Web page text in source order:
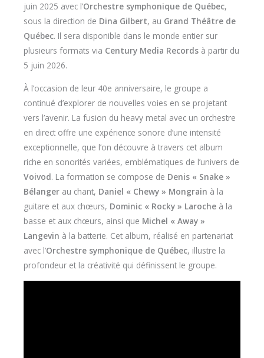
juin 2025 avec l’Orchestre symphonique de Québec,
sous la direction de Dina Gilbert, au Grand Théâtre de
Québec. Il sera disponible dans le monde entier sur
plusieurs formats via Century Media Records à partir du
5 juin 2026.
À l’occasion de leur 40e anniversaire, le groupe a
continué d’explorer de nouvelles voies en se projetant
vers l’avenir. La fusion du heavy metal avec un orchestre
en direct offre une expérience sonore d’une intensité
exceptionnelle, que l’on découvre à travers cet album
riche en sonorités variées, emblématiques de l’univers de
Voivod. La formation se compose de Denis « Snake »
Bélanger au chant, Daniel « Chewy » Mongrain à la
guitare et aux chœurs, Dominic « Rocky » Laroche à la
basse et aux chœurs, ainsi que Michel « Away »
Langevin à la batterie. Cet album, réalisé en partenariat
avec l’Orchestre symphonique de Québec, illustre la
profondeur et la créativité qui définissent le groupe.